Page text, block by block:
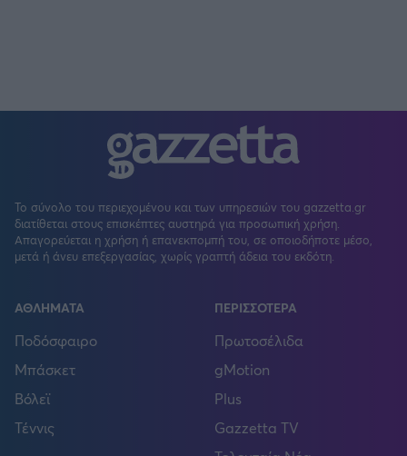
Το σύνολο του περιεχομένου και των υπηρεσιών του gazzetta.gr
διατίθεται στους επισκέπτες αυστηρά για προσωπική χρήση.
Απαγορεύεται η χρήση ή επανεκπομπή του, σε οποιοδήποτε μέσο,
μετά ή άνευ επεξεργασίας, χωρίς γραπτή άδεια του εκδότη.
ΑΘΛΗΜΑΤΑ
Ποδόσφαιρο
Μπάσκετ
Βόλεϊ
Τέννις
ΠΕΡΙΣΣΟΤΕΡΑ
Πρωτοσέλιδα
gMotion
Plus
Gazzetta TV